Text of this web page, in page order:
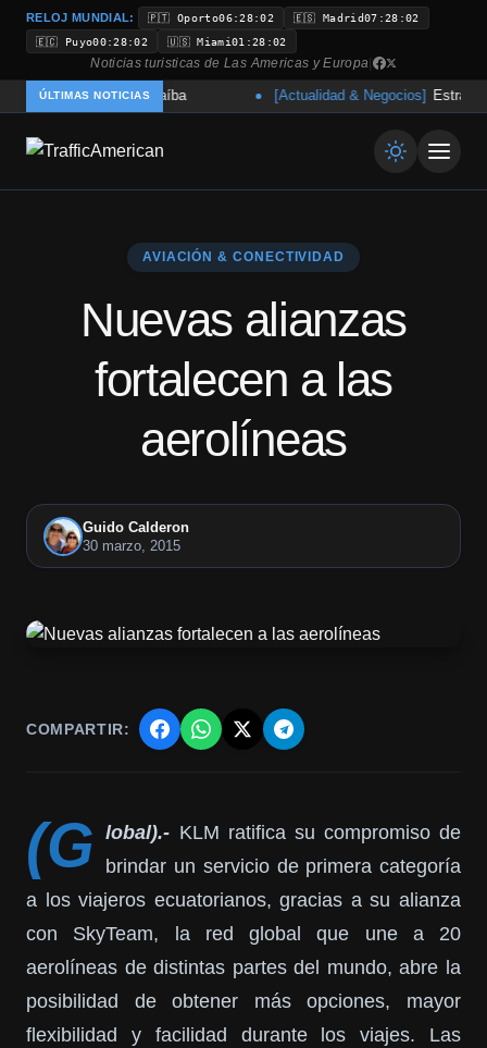
RELOJ MUNDIAL: 🇵🇹 Oporto06:28:02 🇪🇸 Madrid07:28:02
🇪🇨 Puyo00:28:02 🇺🇸 Miami01:28:02
Noticias turisticas de Las Americas y Europa
ÚLTIMAS NOTICIAS
Viagens en Paraíba [Actualidad & Negocios] Estrategia
AVIACIÓN & CONECTIVIDAD
Nuevas alianzas
fortalecen a las
aerolíneas
Guido Calderon
30 marzo, 2015
COMPARTIR:
(G lobal).- KLM ratifica su compromiso de
brindar un servicio de primera categoría
a los viajeros ecuatorianos, gracias a su alianza
con SkyTeam, la red global que une a 20
aerolíneas de distintas partes del mundo, abre la
posibilidad de obtener más opciones, mayor
flexibilidad y facilidad durante los viajes. Las